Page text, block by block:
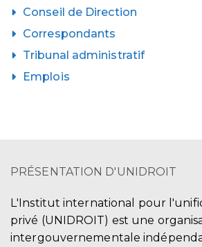
Conseil de Direction
Correspondants
Tribunal administratif
Emplois
PRÉSENTATION D'UNIDROIT
L'Institut international pour
privé (UNIDROIT) est une
intergouvernementale